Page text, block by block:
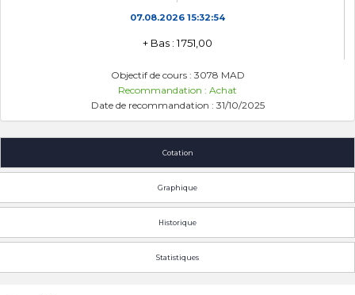
07.08.2026 15:32:54
+ Bas : 1 751,00
Objectif de cours : 3078 MAD
Recommandation : Achat
Date de recommandation : 31/10/2025
Cotation
Graphique
Historique
Statistiques